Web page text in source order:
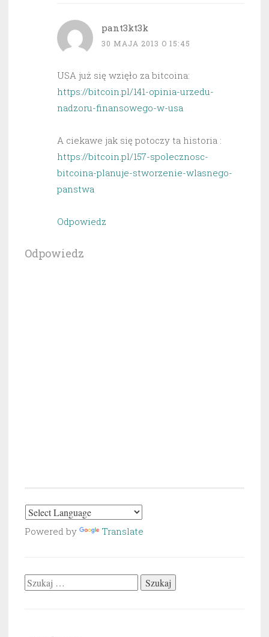
pant3kt3k
30 MAJA 2013 O 15:45
USA już się wzięło za bitcoina:
https://bitcoin.pl/141-opinia-urzedu-
nadzoru-finansowego-w-usa
A ciekawe jak się potoczy ta historia :
https://bitcoin.pl/157-spolecznosc-
bitcoina-planuje-stworzenie-wlasnego-
panstwa
Odpowiedz
Odpowiedz
Powered by Translate
Szukaj: